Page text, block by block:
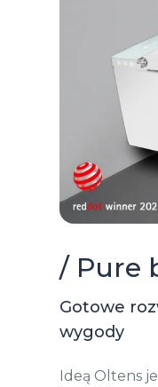
/ Pure
Gotowe
wygody
Ideą Oltens